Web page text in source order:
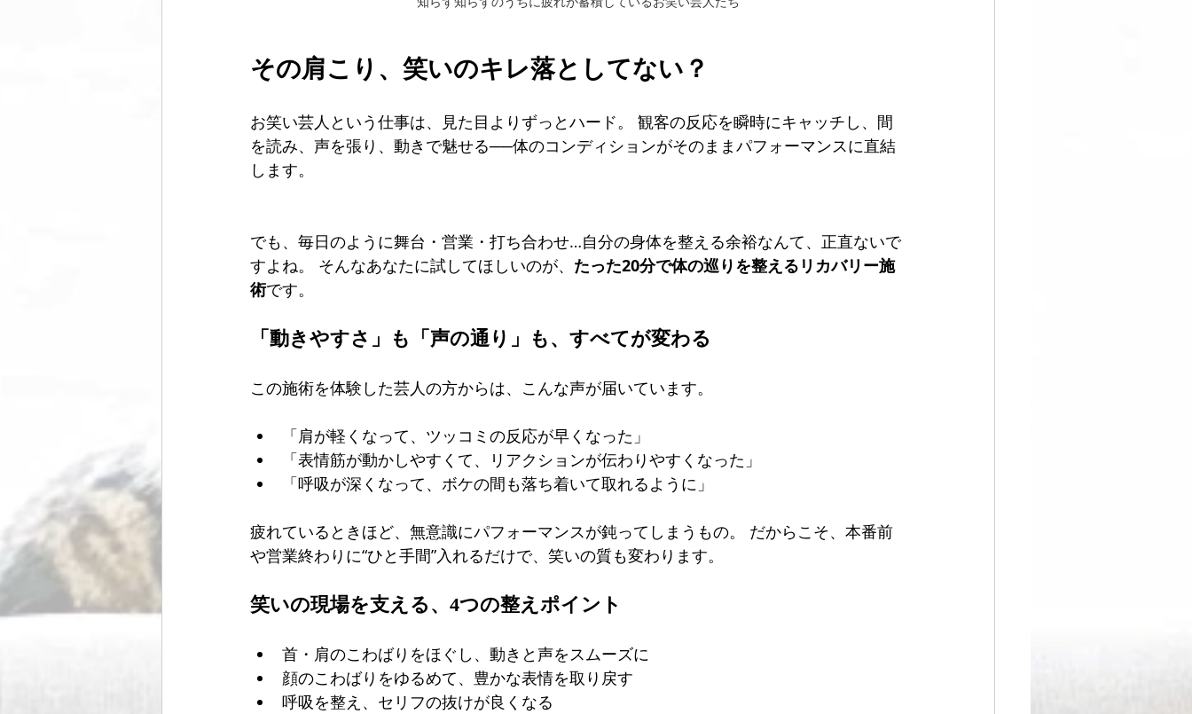
その肩こり、笑いのキレ落としてない？
お笑い芸人という仕事は、見た目よりずっとハード。 観客の反応を瞬時にキャッチし、間
を読み、声を張り、動きで魅せる──体のコンディションがそのままパフォーマンスに直結
します。
でも、毎日のように舞台・営業・打ち合わせ…自分の身体を整える余裕なんて、正直ないで
すよね。 そんなあなたに試してほしいのが、 たった20分で体の巡りを整えるリカバリー施
術です。
「動きやすさ」も「声の通り」も、すべてが変わる
この施術を体験した芸人の方からは、こんな声が届いています。
「肩が軽くなって、ツッコミの反応が早くなった」
「表情筋が動かしやすくて、リアクションが伝わりやすくなった」
「呼吸が深くなって、ボケの間も落ち着いて取れるように」
疲れているときほど、無意識にパフォーマンスが鈍ってしまうもの。 だからこそ、本番前
や営業終わりに“ひと手間”入れるだけで、笑いの質も変わります。
笑いの現場を支える、4つの整えポイント
首・肩のこわばりをほぐし、動きと声をスムーズに
顔のこわばりをゆるめて、豊かな表情を取り戻す
呼吸を整え、セリフの抜けが良くなる